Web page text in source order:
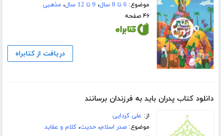
موضوع: 6 تا 8 سال ، 9 تا 12 سال ، مذهبی
۴۶ صفحه
دریافت از کتابراه
دانلود کتاب پدران باید به فرزندان برسانند
از: علی کردایی
موضوع:صدر اسلام،حدیث،کلام و عقاید